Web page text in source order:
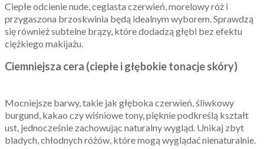
Ciepłe odcienie nude, ceglasta czerwień, morelowy róż i
przygaszona brzoskwinia będą idealnym wyborem. Sprawdzą
się również subtelne brązy, które dodadzą głębi bez efektu
ciężkiego makijażu.
Ciemniejsza cera (ciepłe i głębokie tonacje skóry)
Mocniejsze barwy, takie jak głęboka czerwień, śliwkowy
burgund, kakao czy wiśniowe tony, pięknie podkreślą kształt
ust, jednocześnie zachowując naturalny wygląd. Unikaj zbyt
bladych, chłodnych różów, które mogą wyglądać nienaturalnie.